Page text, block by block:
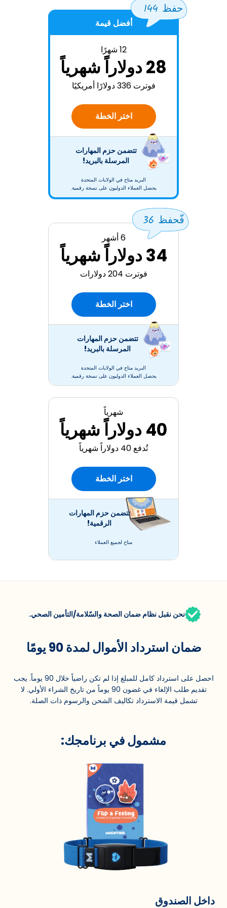
حفظ 144
أفضل قيمة
12 شهرًا
28 دولاراً شهرياً
فوترت 336 دولارًا أمريكيًا
اختر الخطة
تتضمن حزم المهارات
المرسلة بالبريد!
البريد متاح في الولايات المتحدة
يحصل العملاء الدوليون على نسخة رقمية.
فّحفظ 36
6 أشهر
34 دولاراً شهرياً
فوترت 204 دولارات
اختر الخطة
تتضمن حزم المهارات
المرسلة بالبريد!
البريد متاح في الولايات المتحدة
يحصل العملاء الدوليون على نسخة رقمية.
شهرياً
40 دولاراً شهرياً
تُدفع 40 دولاراً شهرياً
اختر الخطة
تتضمن حزم المهارات
الرقمية!
متاح لجميع العملاء
نحن نقبل نظام ضمان الصحة والسّلامة/التأمين الصحي.
ضمان استرداد الأموال لمدة 90 يومًا
احصل على استرداد كامل للمبلغ إذا لم تكن راضياً خلال 90 يوماً. يجب
تقديم طلب الإلغاء في غضون 90 يوماً من تاريخ الشراء الأولي. لا
تشمل قيمة الاسترداد تكاليف الشحن والرسوم ذات الصلة.
مشمول في برنامجك:
داخل الصندوق